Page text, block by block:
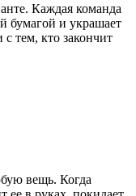
Каждая команда
бумагой и украшает
с тем, кто закончит
вещь. Когда